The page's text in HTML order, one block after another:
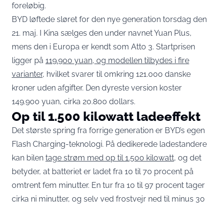
foreløbig.
BYD løftede sløret for den nye generation torsdag den
21. maj. I Kina sælges den under navnet Yuan Plus,
mens den i Europa er kendt som Atto 3. Startprisen
ligger på 119.900 yuan, og modellen tilbydes i fire
varianter, hvilket svarer til omkring 121.000 danske
kroner uden afgifter. Den dyreste version koster
149.900 yuan, cirka 20.800 dollars.
Op til 1.500 kilowatt ladeeffekt
Det største spring fra forrige generation er BYD’s egen
Flash Charging-teknologi. På dedikerede ladestandere
kan bilen tage strøm med op til 1.500 kilowatt, og det
betyder, at batteriet er ladet fra 10 til 70 procent på
omtrent fem minutter. En tur fra 10 til 97 procent tager
cirka ni minutter, og selv ved frostvejr ned til minus 30